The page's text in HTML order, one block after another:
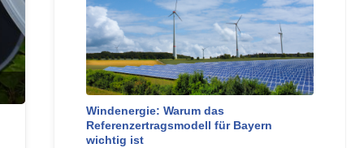
Windenergie: Warum das
Referenzertragsmodell für Bayern
wichtig ist